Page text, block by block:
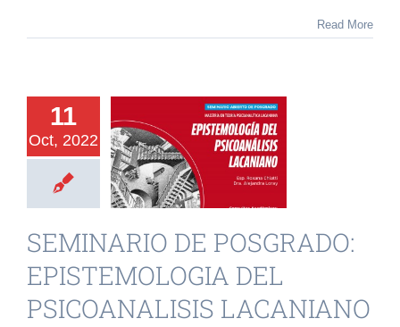
ADOLESCENTESRead More
11
Oct, 2022
de Posgrado
SEMINARIO DE POSGRADO:
EPISTEMOLOGIA DEL
PSICOANALISIS LACANIANO